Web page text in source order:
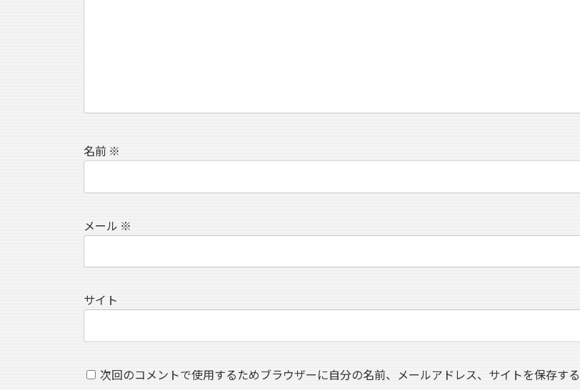
名前※
メール※
サイト
次回のコメントで使用するためブラウザーに自分の名前、メールアドレス、サイトを保存す